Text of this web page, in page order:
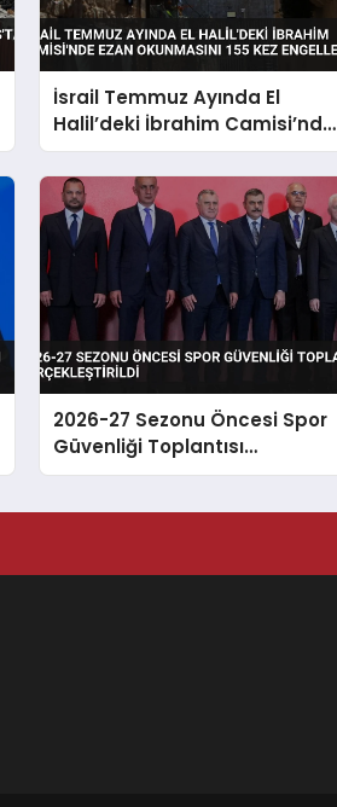
İsrail Temmuz Ayında El
Halil’deki İbrahim Camisi’nde
Ezan Okunmasını 155 Kez
Engelledi
2026-27 Sezonu Öncesi Spor
Güvenliği Toplantısı
Gerçekleştirildi